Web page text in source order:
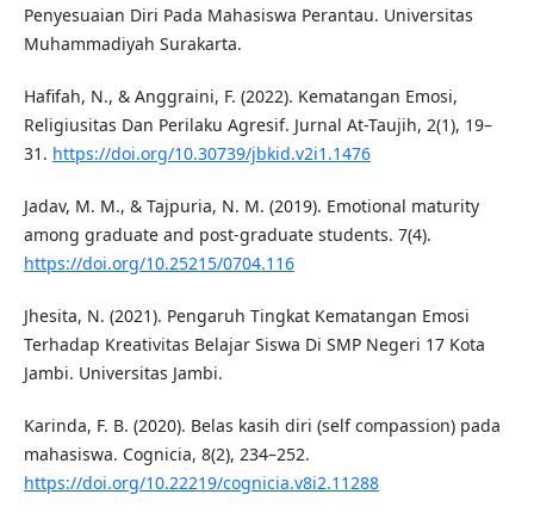
Penyesuaian Diri Pada Mahasiswa Perantau. Universitas
Muhammadiyah Surakarta.
Hafifah, N., & Anggraini, F. (2022). Kematangan Emosi,
Religiusitas Dan Perilaku Agresif. Jurnal At-Taujih, 2(1), 19–
31. https://doi.org/10.30739/jbkid.v2i1.1476
Jadav, M. M., & Tajpuria, N. M. (2019). Emotional maturity
among graduate and post-graduate students. 7(4).
https://doi.org/10.25215/0704.116
Jhesita, N. (2021). Pengaruh Tingkat Kematangan Emosi
Terhadap Kreativitas Belajar Siswa Di SMP Negeri 17 Kota
Jambi. Universitas Jambi.
Karinda, F. B. (2020). Belas kasih diri (self compassion) pada
mahasiswa. Cognicia, 8(2), 234–252.
https://doi.org/10.22219/cognicia.v8i2.11288